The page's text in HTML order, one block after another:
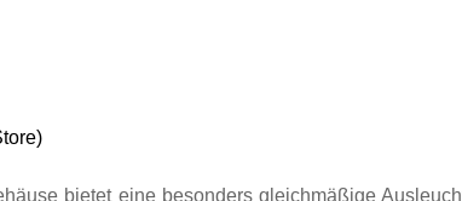
bietet eine besonders gleichmäßige